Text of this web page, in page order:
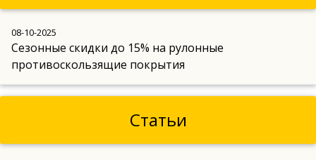
08-10-2025
Сезонные скидки до 15% на рулонные
противоскользящие покрытия
Статьи